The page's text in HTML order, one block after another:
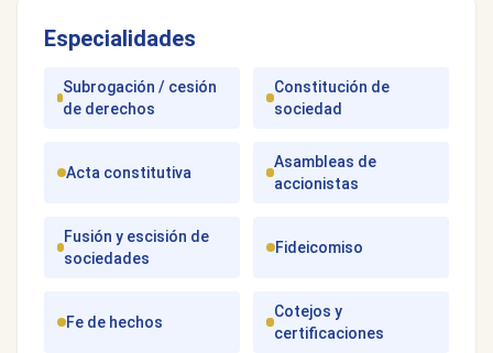
Especialidades
Subrogación / cesión
de derechos
Constitución de
sociedad
Acta constitutiva
Asambleas de
accionistas
Fusión y escisión de
sociedades
Fideicomiso
Fe de hechos
Cotejos y
certificaciones